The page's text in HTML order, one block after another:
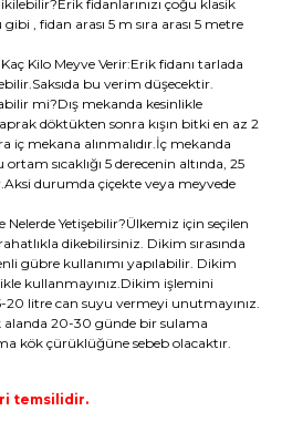
fidanlarınızı çoğu klasik
, fidan arası 5 m sıra arası 5 metre
Kilo Meyve Verir:Erik fidanı tarlada
bu verim düşecektir.
mi?Dış mekanda kesinlikle
döktükten sonra kışın bitki en az 2
iç mekana alınmalıdır.İç mekanda
sıcaklığı 5 derecenin altında, 25
durumda çiçekte veya meyvede
Nelerde Yetişebilir?Ülkemiz için seçilen
dikebilirsiniz. Dikim sırasında
gübre kullanımı yapılabilir. Dikim
kullanmayınız.Dikim işlemini
20 litre can suyu vermeyi unutmayınız.
alanda 20-30 günde bir sulama
kök çürüklüğüne sebeb olacaktır.
temsilidir.